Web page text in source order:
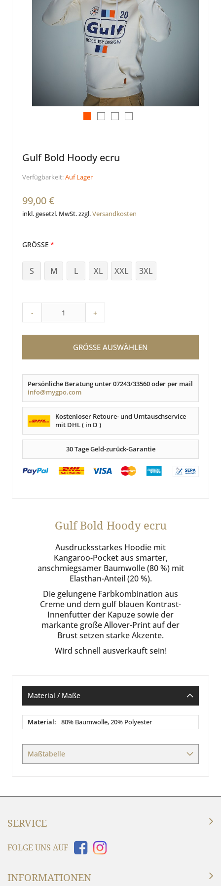
Gulf Bold Hoody ecru
Verfügbarkeit:Auf Lager
99,00 €
inkl. gesetzl. MwSt. zzgl.Versandkosten
GRÖSSE
S M L XL XXL 3XL
- +
GRÖSSE AUSWÄHLEN
Persönliche Beratung unter 07243/33560 oder per mail
info@mygpo.com
Kostenloser Retoure- und Umtauschservice
mit DHL ( in D )
30 Tage Geld-zurück-Garantie
Gulf Bold Hoody ecru
Ausdrucksstarkes Hoodie mit
Kangaroo-Pocket aus smarter,
anschmiegsamer Baumwolle (80 %) mit
Elasthan-Anteil (20 %).
Die gelungene Farbkombination aus
Creme und dem gulf blauen Kontrast-
Innenfutter der Kapuze sowie der
markante große Allover-Print auf der
Brust setzen starke Akzente.
Wird schnell ausverkauft sein!
Material / Maße
Material
/
80% Baumwolle, 20% Polyester
Maßtabelle
SERVICE
FOLGE UNS AUF
INFORMATIONEN